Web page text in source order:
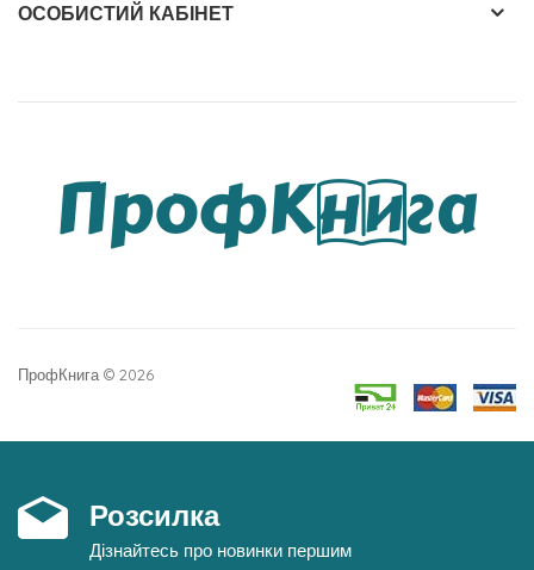
ОСОБИСТИЙ КАБІНЕТ
ПрофКнига © 2026
Розсилка
Дізнайтесь про новинки першим